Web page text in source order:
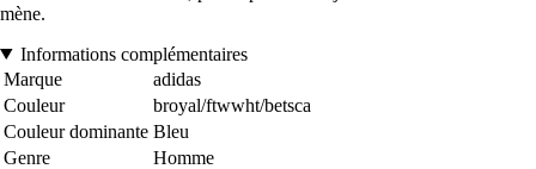
mène.
Informations complémentaires
Marque
adidas
Couleur
broyal/ftwwht/betsca
Couleur dominante Bleu
Genre
Homme